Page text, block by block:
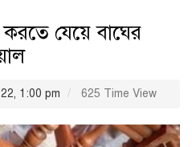
যেয়ে বাঘের
1:00 pm 625 Time View